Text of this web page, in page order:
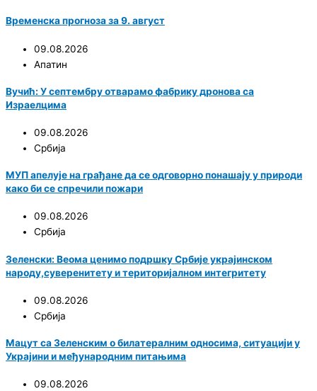
Временска прогноза за 9. август
09.08.2026
Апатин
Вучић: У септембру отварамо фабрику дронова са
Израелцима
09.08.2026
Србија
МУП апелује на грађане да се одговорно понашају у природи
како би се спречили пожари
09.08.2026
Србија
Зеленски: Веома ценимо подршку Србије украјинском
народу,суверенитету и територијалном интегритету
09.08.2026
Србија
Мацут са Зеленским о билатералним односима, ситуацији у
Украјини и међународним питањима
09.08.2026